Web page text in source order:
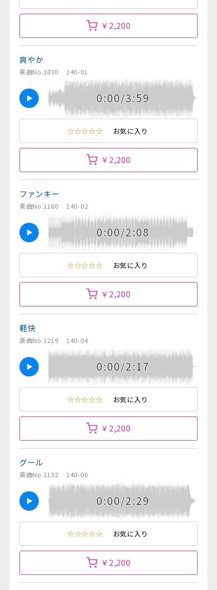
￥2,200
爽やか
楽曲No.1830 140-01
0:00/3:59
☆☆☆☆☆ お気に入り
￥2,200
ファンキー
楽曲No.1180 140-02
0:00/2:08
☆☆☆☆☆ お気に入り
￥2,200
軽快
楽曲No.1219 140-04
0:00/2:17
☆☆☆☆☆ お気に入り
￥2,200
グール
楽曲No.1132 140-06
0:00/2:29
☆☆☆☆☆ お気に入り
￥2,200